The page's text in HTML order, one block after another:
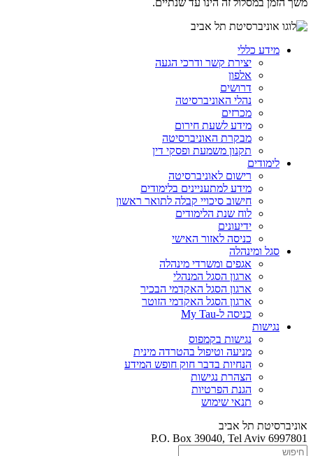
מידע כללי
יצירת קשר ודרכי הגעה
אלפון
דרושים
נהלי האוניברסיטה
מכרזים
מידע לשעת חירום
מבקרת האוניברסיטה
תקנון משמעת ופסקי דין
לימודים
רישום לאוניברסיטה
מידע למתעניינים בלימודים
חישוב סיכויי קבלה לתואר ראשון
לוח שנת הלימודים
ידיעונים
כניסה לאזור האישי
סגל ומינהלה
אגפים ומשרדי מינהלה
ארגון הסגל המנהלי
ארגון הסגל האקדמי הבכיר
ארגון הסגל האקדמי הזוטר
כניסה ל-My Tau
נגישות
נגישות בקמפוס
מניעה וטיפול בהטרדה מינית
הנחיות בדבר חוק חופש המידע
הצהרת נגישות
הגנת הפרטיות
תנאי שימוש
אוניברסיטת תל אביב
P.O. Box 39040, Tel Aviv 6997801